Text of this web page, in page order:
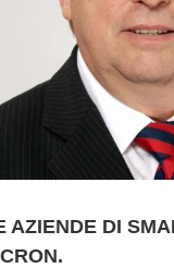
AZIENDE DI